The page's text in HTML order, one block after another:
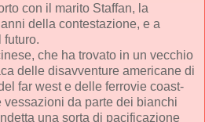
con il marito Staffan, la
della contestazione, e a
futuro.
che ha trovato in un vecchio
delle disavventure americane di
far west e delle ferrovie coast-
vessazioni da parte dei bianchi
una sorta di pacificazione